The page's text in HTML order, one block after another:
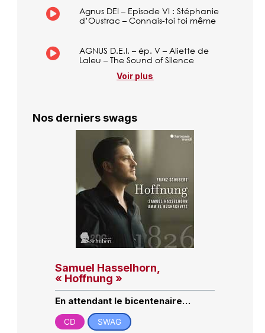
Agnus DEI – Episode VI : Stéphanie
d’Oustrac – Connais-toi toi même
AGNUS D.E.I. – ép. V – Aliette de
Laleu – The Sound of Silence
Voir plus
Nos derniers swags
Samuel Hasselhorn,
« Hoffnung »
En attendant le bicentenaire…
CD SWAG